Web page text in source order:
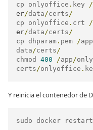
cp onlyoffice . key /
er/data/certs/
cp onlyoffice . crt /
er/data/certs/
cp dhparam . pem /app
data/certs/
chmod 400 /app/
certs/onlyoffice .
Y reinicia el contenedor de
sudo docker restart